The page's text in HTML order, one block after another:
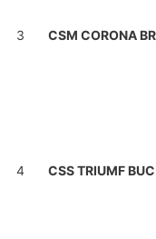
3 CSM CORONA
4 CSS TRIUMF BUC